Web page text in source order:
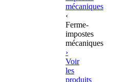
mécaniques
‹
Ferme-
impostes
mécaniques
›
Voir
les
produits